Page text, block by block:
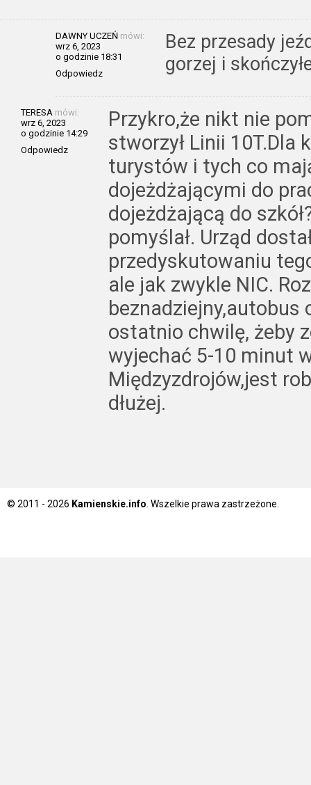
DAWNY UCZEŃ mówi:
wrz 6, 2023
o godzinie 18:31
Odpowiedz
Bez przesady
gorzej i
TERESA mówi:
wrz 6, 2023
o godzinie 14:29
Odpowiedz
Przykro,że nikt nie
stworzył Linii 10T.Dla
turystów i tych co
dojeżdżającymi do
dojeżdżającą do
pomyślał. Urząd
przedyskutowaniu
ale jak zwykle NIC.
beznadziejny,autobus
ostatnio chwilę, żeby
wyjechać 5-10 minut
Międzyzdrojów,jest
dłużej.
© 2011 - 2026 Kamienskie.info. Wszelkie prawa zastrzeżone.